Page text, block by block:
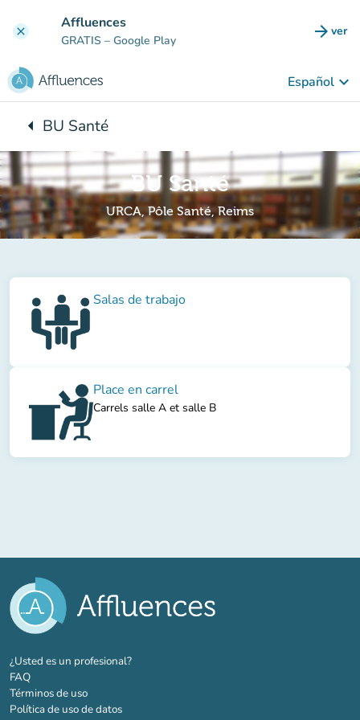
clear Affluences
GRATIS – Google Play arrow_forward ver
Español keyboard_arrow_down
arrow_leftVuelta:
BU Santé
BU Santé
URCA, Pôle Santé, Reims
Salas de trabajo
Place en carrel
Carrels salle A et salle B
¿Usted es un profesional?(nueva pestaña)
FAQ
Términos de uso
Política de uso de datos